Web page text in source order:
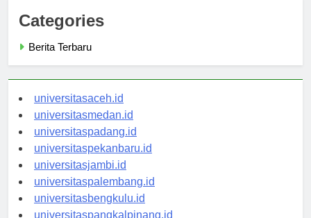
Categories
universitasaceh.id
universitasmedan.id
universitaspadang.id
universitaspekanbaru.id
universitasjambi.id
universitaspalembang.id
universitasbengkulu.id